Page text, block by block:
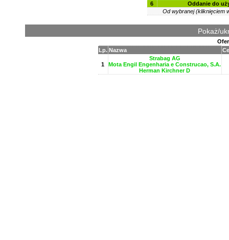
6
Oddanie do
Od wybranej (kliknięciem
Pokaż/
Lp. Nazwa
1
Strabag AG
Mota Engil Engenharia e Construcao, S.A.
Herman Kirchner D